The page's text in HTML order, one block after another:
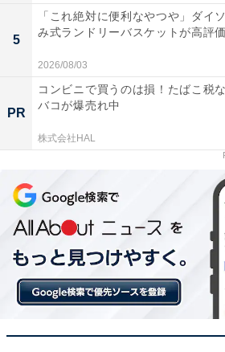
きる。
ヒノキの心地よい香りが漂う広
ナは、3段ベンチで好みの温度
たりとまわりを気にせず寛げる。
館内や浴場全体の清掃が行き届
ざしたスタッフの温かいサービ
て、非常に清潔感があり心地よ
5
「これ絶対に便利なやつや」ダイ
み式ランドリーバスケットが高評
2026/08/03
PR
コンビニで買うのは損！たばこ税
バコが爆売れ中
株式会社HAL